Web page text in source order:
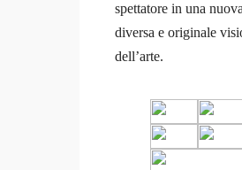
spettatore in una
diversa e originale
dell’arte.